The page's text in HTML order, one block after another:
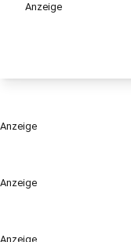
Anzeige
Anzeige
Anzeige
Anzeige